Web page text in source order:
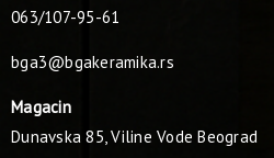
063/107-95-61
bga3@bgakeramika.rs
Magacin
Dunavska 85, Viline Vode Beograd